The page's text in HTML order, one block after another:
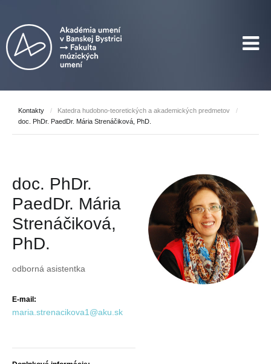
Kontakty / Katedra hudobno-teoretických a akademických predmetov
/
doc. PhDr. PaedDr. Mária Strenáčiková, PhD.
doc. PhDr.
PaedDr. Mária
Strenáčiková,
PhD.
odborná asistentka
E-mail:
maria.strenacikova1@aku.sk